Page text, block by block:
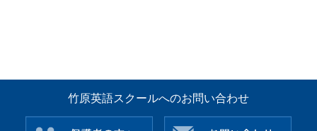
竹原英語スクールへのお問い合わせ